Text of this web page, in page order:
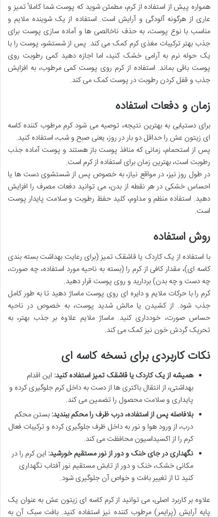
همواره پیش از استفاده از کرم، مطمئن شوید که پوست شما کاملاً تمیز و
عاری از هرگونه آلودگی و آرایش است. استفاده از یک شوینده ملایم و
مناسب با نوع پوست، به حذف ناخالصی ها و آماده سازی پوست برای
جذب بهتر ترکیبات مغذی کرم کمک می کند. پس از شستشو، پوست را با
یک حوله نرم به آرامی خشک کنید، اما اجازه دهید کمی رطوبت روی
پوست باقی بماند. استفاده از کرم روی پوست کمی مرطوب، به افزایش
جذب و قفل کردن رطوبت در پوست کمک می کند.
زمان و دفعات استفاده
برای دستیابی به بهترین نتیجه، توصیه می شود کرم مرطوب کننده کاسه
ای زیتون عش را حداقل دو بار در روز، یعنی صبح و شب، استفاده کنید.
پس از استحمام، زمانی که منافذ پوست باز هستند و پوست آماده جذب
رطوبت است، بهترین زمان برای استفاده از کرم است.
در طول روز نیز، در مواقع نیاز، به خصوص پس از شستشوی دست ها یا
احساس خشکی در هر نقطه از بدن، می توانید دفعات مصرف را افزایش
دهید. استفاده منظم و مداوم، کلید حفظ رطوبت و سلامت پایدار پوست
است.
روش استفاده
با استفاده از یک کاردک یا قاشقک تمیز (برای رعایت بهداشت بسته بندی
کاسه ای)، مقدار کافی از کرم را (بسته به ناحیه مورد استفاده، چه صورت،
چه دست و چه بدن) بردارید و روی پوست قرار دهید.
کرم را با حرکات ملایم و دایره ای روی پوست ماساژ دهید تا به طور کامل
جذب شود. از کشیدن یا مالش شدید پوست، به خصوص در ناحیه
حساس صورت، خودداری کنید. ماساژ ملایم علاوه بر جذب بهتر، به
تحریک گردش خون نیز کمک می کند.
نکات کاربردی برای نسخه کاسه ای
همیشه از یک کاردک یا قاشقک تمیز استفاده کنید: این اقدام
بهداشتی، از انتقال باکتری ها از دست به داخل کرم جلوگیری کرده و
پایداری و سلامت محصول را تضمین می کند.
بلافاصله پس از استفاده، درب ظرف را محکم ببندید: بستن محکم
درب، از ورود هوا و نور به داخل ظرف جلوگیری کرده و ترکیبات فعال
کرم را از اکسیداسیون محافظت می کند.
نگهداری در جای خنک و دور از نور مستقیم خورشید: این کرم را در
مکانی خشک، خنک و دور از تابش مستقیم نور آفتاب نگهداری
کنید تا از تغییر بافت و خواص آن جلوگیری شود.
علاوه بر کاربرد اصلی، می توانید از کرم کاسه ای زیتون عش به عنوان یک
پایه آرایش (پرایمر) مرطوب کننده نیز استفاده کنید. بافت سبک آن به